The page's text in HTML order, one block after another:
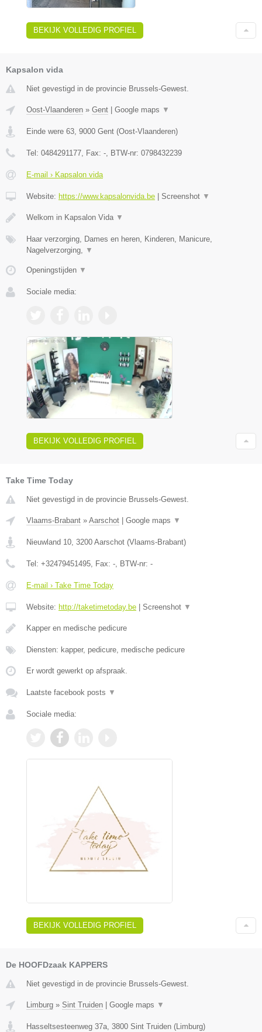
BEKIJK VOLLEDIG PROFIEL
Kapsalon vida
Niet gevestigd in de provincie Brussels-Gewest.
Oost-Vlaanderen » Gent Google maps ▼
Einde were 63, 9000 Gent (Oost-Vlaanderen)
Tel: 0484291177, Fax: -, BTW-nr: 0798432239
E-mail › Kapsalon vida
Website: https://www.kapsalonvida.be Screenshot ▼
Welkom in Kapsalon Vida ▼
Haar verzorging, Dames en heren, Kinderen, Manicure,
Nagelverzorging, ▼
Openingstijden ▼
Sociale media:
BEKIJK VOLLEDIG PROFIEL
Take Time Today
Niet gevestigd in de provincie Brussels-Gewest.
Vlaams-Brabant » Aarschot Google maps ▼
Nieuwland 10, 3200 Aarschot (Vlaams-Brabant)
Tel: +32479451495, Fax: -, BTW-nr: -
E-mail › Take Time Today
Website: http://taketimetoday.be Screenshot ▼
Kapper en medische pedicure
Diensten: kapper, pedicure, medische pedicure
Er wordt gewerkt op afspraak.
Laatste facebook posts ▼
Sociale media:
BEKIJK VOLLEDIG PROFIEL
De HOOFDzaak KAPPERS
Niet gevestigd in de provincie Brussels-Gewest.
Limburg » Sint Truiden Google maps ▼
Hasseltsesteenweg 37a, 3800 Sint Truiden (Limburg)